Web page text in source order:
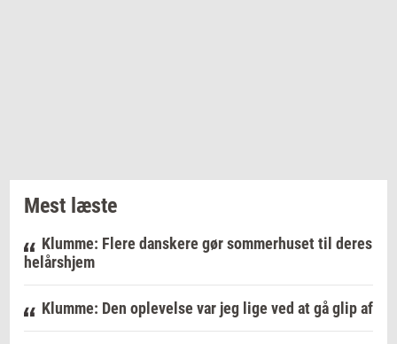
Mest læste
Klumme: Flere danskere gør sommerhuset til deres
helårshjem
Klumme: Den oplevelse var jeg lige ved at gå glip af